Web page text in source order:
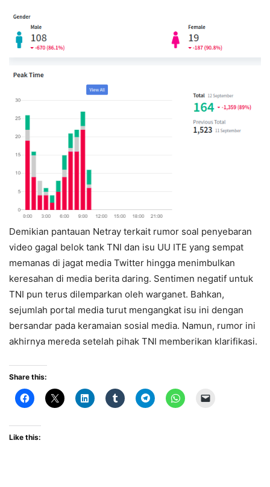
Demikian pantauan Netray terkait rumor soal penyebaran
video gagal belok tank TNI dan isu UU ITE yang sempat
memanas di jagat media Twitter hingga menimbulkan
keresahan di media berita daring. Sentimen negatif untuk
TNI pun terus dilemparkan oleh warganet. Bahkan,
sejumlah portal media turut mengangkat isu ini dengan
bersandar pada keramaian sosial media. Namun, rumor ini
akhirnya mereda setelah pihak TNI memberikan klarifikasi.
Share this:
Like this: